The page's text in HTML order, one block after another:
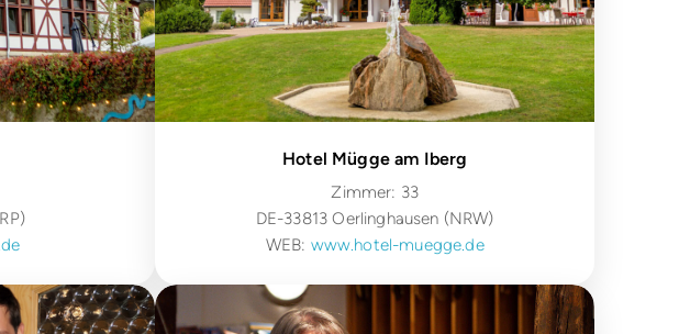
Hotel Mügge am Iberg
Zimmer: 33
DE-33813 Oerlinghausen (NRW)
WEB: www.hotel-muegge.de